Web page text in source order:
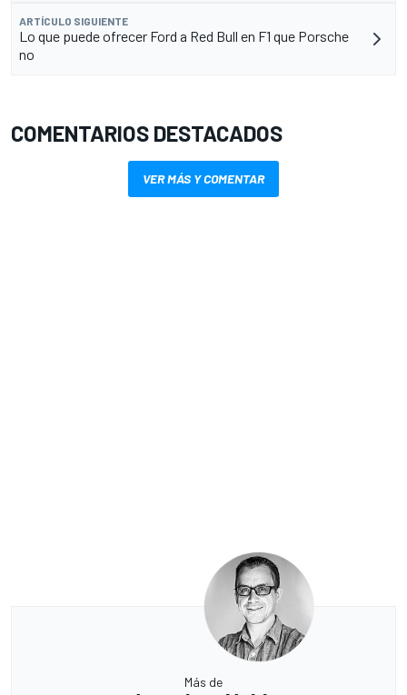
ARTÍCULO SIGUIENTE
Lo que puede ofrecer Ford a Red Bull en F1 que Porsche
no
COMENTARIOS DESTACADOS
VER MÁS Y COMENTAR
Más de